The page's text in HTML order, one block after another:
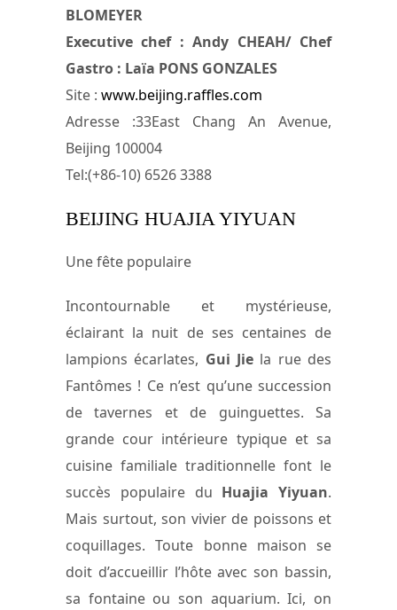
BLOMEYER
Executive chef : Andy CHEAH/ Chef
Gastro : Laïa PONS GONZALES
Site : www.beijing.raffles.com
Adresse :33East Chang An Avenue,
Beijing 100004
Tel:(+86-10) 6526 3388
BEIJING HUAJIA YIYUAN
Une fête populaire
Incontournable et mystérieuse,
éclairant la nuit de ses centaines de
lampions écarlates, Gui Jie la rue des
Fantômes ! Ce n’est qu’une succession
de tavernes et de guinguettes. Sa
grande cour intérieure typique et sa
cuisine familiale traditionnelle font le
succès populaire du Huajia Yiyuan.
Mais surtout, son vivier de poissons et
coquillages. Toute bonne maison se
doit d’accueillir l’hôte avec son bassin,
sa fontaine ou son aquarium. Ici, on